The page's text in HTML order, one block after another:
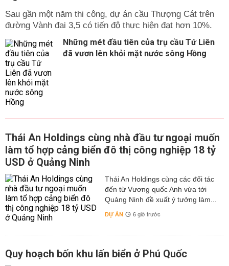
Sau gần một năm thi công, dự án cầu Thượng Cát trên
đường Vành đai 3,5 có tiến độ thực hiện đạt hơn 10%.
Những mét đầu tiên của trụ cầu Tứ Liên
đã vươn lên khỏi mặt nước sông Hồng
Thái An Holdings cùng nhà đầu tư ngoại muốn
làm tổ hợp cảng biển đô thị công nghiệp 18 tỷ
USD ở Quảng Ninh
Thái An Holdings cùng các đối tác
đến từ Vương quốc Anh vừa tới
Quảng Ninh đề xuất ý tưởng làm...
DỰ ÁN 6 giờ trước
Quy hoạch bốn khu lấn biển ở Phú Quốc